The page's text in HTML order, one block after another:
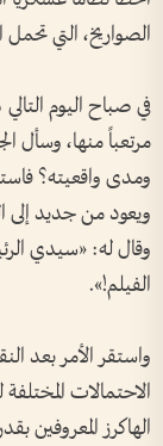
الصواريخ، التي تحمل
في صباح اليوم
مرتعباً منها، وسأل
ومدى واقعيته؟
ويعود من جديد إلى
وقال له: «سيدي
الفيلم!».
واستقر الأمر بعد
الاحتمالات
الهاكرز المعروفين